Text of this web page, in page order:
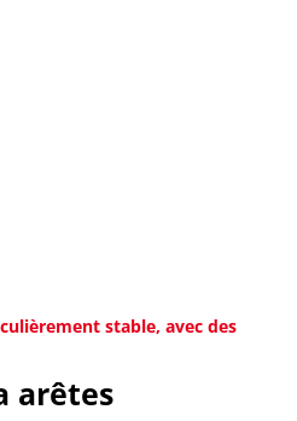
stable, avec des
arêtes